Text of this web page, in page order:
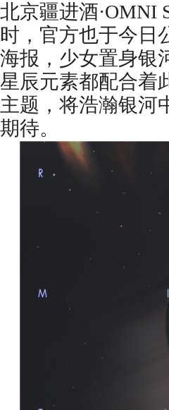
北京疆进酒·OMNI
时，官方也于今日
海报，少女置身银
星辰元素都配合着
主题，将浩瀚银河
期待。